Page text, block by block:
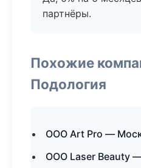
партнёры.
Похожие
Подология
ООО Art Pro —
ООО Laser Beauty